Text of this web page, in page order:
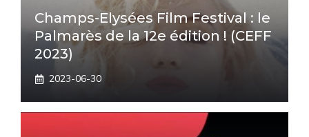
Champs-Elysées Film Festival : le
Palmarès de la 12e édition ! (CEFF
2023)
2023-06-30